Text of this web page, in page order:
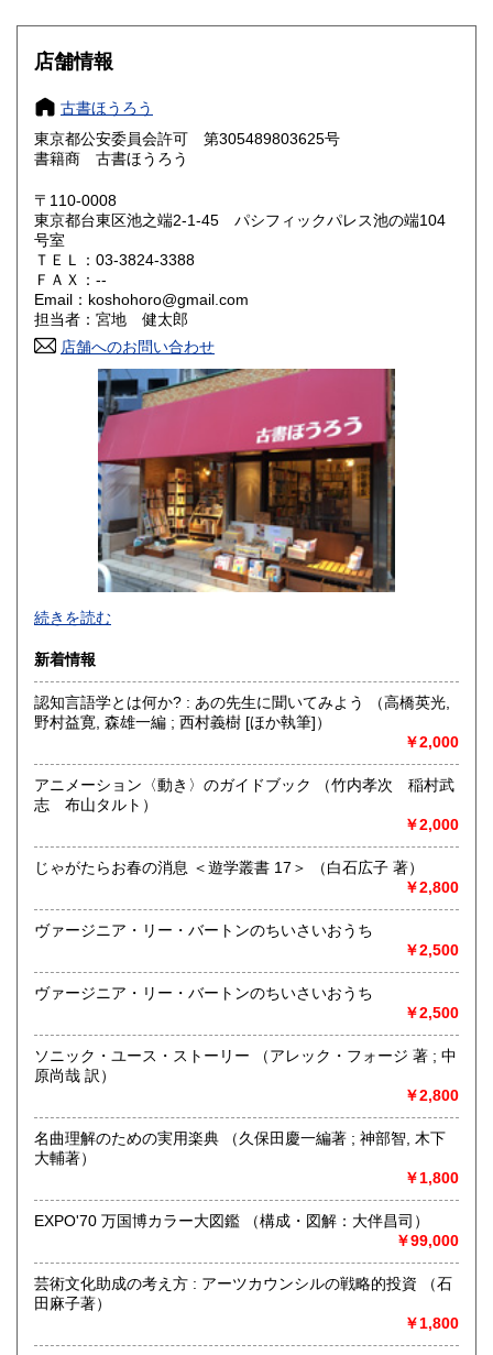
大阪府
奈良県
鳥取県 200円 島根県
岡山県
山口県
香川県 200円
高知県 200円
200円 長崎県
大分県
200円 鹿児島県
200円
店舗情報
古書ほうろう
東京都公安委員会許可 第305489803625号
書籍商 古書ほうろう
〒110-0008
東京都台東区池之端2-1-45 パシフィックパレス池の端104
号室
ＴＥＬ：03-3824-3388
ＦＡＸ：--
Email：koshohoro@gmail.com
担当者：宮地 健太郎
店舗へのお問い合わせ
店舗は東京大学池之端門の真向かいにございます。
上野駅からも徒歩圏内で、不忍池のほとりをゆっくり歩いて
ください。
「日本の古本屋」に掲載している本は、店頭と併売しており
ますので売り切れの際はご容赦ください。
沿線名：東京メトロ千代田線
最寄駅：根津駅/湯島駅
営業時間：12:00〜20:00
書籍の買取について
ご自宅にお伺いしての買取、宅配便での買取も承ります。店
頭、お電話、メールにてご相談ください。
取り扱い分野
文学・音楽・映画・美術・建築・グラフィックデザイン・プ
ロダクトデザイン・手工芸・旅・酒食・鉄道・野球・競馬・
将棋・東京など
続きを読む
新着情報
認知言語学とは何か? : あの先生に聞いてみよう （高橋英光,
野村益寛, 森雄一編 ; 西村義樹 [ほか執筆]）
￥2,000
アニメーション〈動き〉のガイドブック （竹内孝次 稲村武
志 布山タルト）
￥2,000
じゃがたらお春の消息 ＜遊学叢書 17＞ （白石広子 著）
￥2,800
ヴァージニア・リー・バートンのちいさいおうち
￥2,500
ヴァージニア・リー・バートンのちいさいおうち
￥2,500
ソニック・ユース・ストーリー （アレック・フォージ 著 ; 中
原尚哉 訳）
￥2,800
名曲理解のための実用楽典 （久保田慶一編著 ; 神部智, 木下
大輔著）
￥1,800
EXPO'70 万国博カラー大図鑑 （構成・図解：大伴昌司）
￥99,000
芸術文化助成の考え方 : アーツカウンシルの戦略的投資 （石
田麻子著）
￥1,800